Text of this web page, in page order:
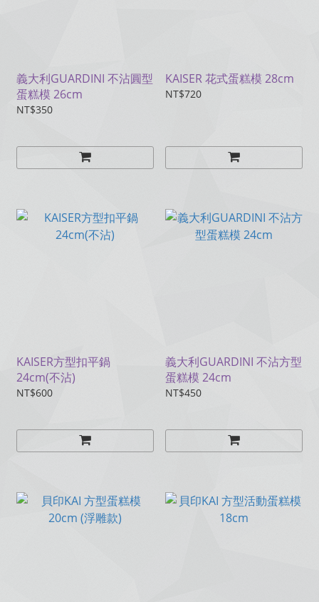
義大利GUARDINI 不沾圓型
蛋糕模 26cm
NT$350
KAISER 花式蛋糕模 28cm
NT$720
KAISER方型扣平鍋
24cm(不沾)
NT$600
義大利GUARDINI 不沾方型
蛋糕模 24cm
NT$450